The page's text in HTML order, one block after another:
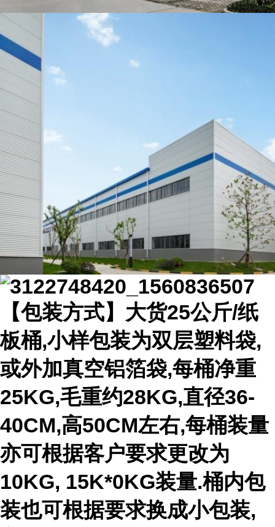
【包装方式】大货25公斤/纸
板桶,小样包装为双层塑料袋,
或外加真空铝箔袋,每桶净重
25KG,毛重约28KG,直径36-
40CM,高50CM左右,每桶装量
亦可根据客户要求更改为
10KG, 15K*0KG装量.桶内包
装也可根据要求换成小包装,